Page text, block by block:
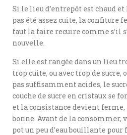
Si le lieu d’entrepôt est chaud et
pas été assez cuite, la confiture
faut la faire recuire comme s’il
nouvelle.
Si elle est rangée dans un lieu
trop cuite, ou avec trop de sucre,
pas suffisamment acides, le
couche de sucre en cristaux se
et la consistance devient
bonne. Avant de la consommer,
pot un peu d’eau bouillante